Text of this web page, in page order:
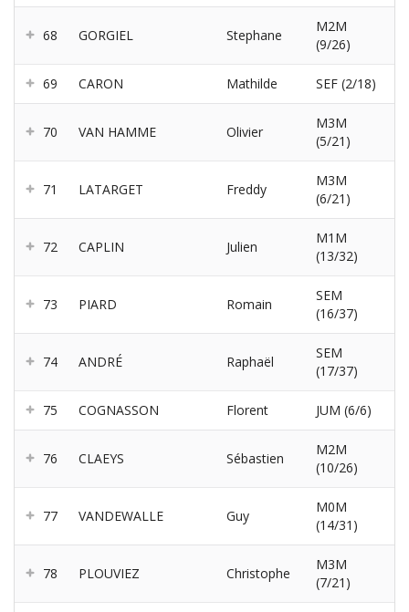
68 GORGIEL Stephane
M2M
(9/26)
69 CARON Mathilde SEF (2/18)
70 VAN HAMME Olivier
M3M
(5/21)
71 LATARGET Freddy
M3M
(6/21)
72 CAPLIN Julien
M1M
(13/32)
73 PIARD Romain
SEM
(16/37)
74 ANDRÉ Raphaël
SEM
(17/37)
75 COGNASSON Florent JUM (6/6)
76 CLAEYS Sébastien
M2M
(10/26)
77 VANDEWALLE Guy
M0M
(14/31)
78 PLOUVIEZ Christophe
M3M
(7/21)